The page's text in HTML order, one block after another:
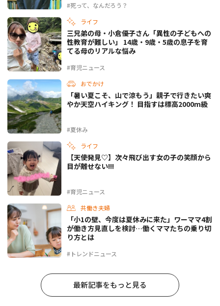
#死って、なんだろう？
ライフ
#育児ニュース
三兄弟の母・小倉優子さん「異性の子どもへの
性教育が難しい」 14歳・9歳・5歳の息子を育
てる母のリアルな悩み
おでかけ
#夏休み
「暑い夏こそ、山で涼もう」親子で行きたい爽
やか天空ハイキング！ 目指すは標高2000m級
ライフ
#育児ニュース
【天使発見♡】次々飛び出す女の子の笑顔から
目が離せない!!!
共働き夫婦
#トレンドニュース
「小1の壁、今度は夏休みに来た」ワーママ4割
が働き方見直しを検討…働くママたちの乗り切
り方とは
最新記事をもっと見る